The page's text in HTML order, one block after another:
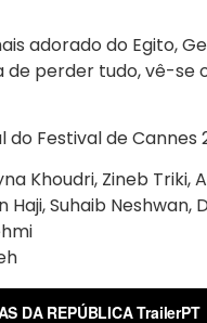
adorado do Egito,
de perder tudo, vê-
do Festival de
Khoudri, Zineb
Haji, Suhaib